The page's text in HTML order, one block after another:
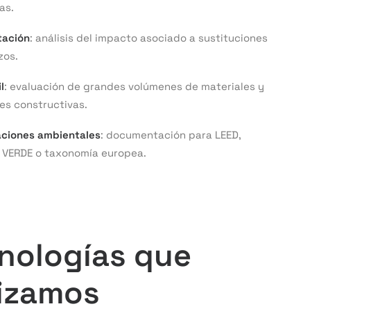
: análisis del impacto asociado a sustituciones
: evaluación de grandes volúmenes de materiales y
constructivas.
ambientales: documentación para LEED,
VERDE o taxonomía europea.
que